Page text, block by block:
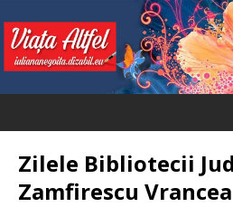
Zilele Bibliotecii
Zamfirescu Vrancea